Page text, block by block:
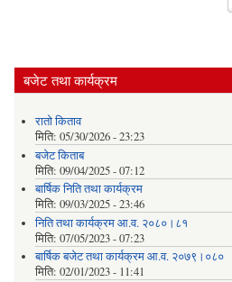
बजेट तथा कार्यक्रम
रातो किताव
मिति: 05/30/2026 - 23:23
बजेट किताब
मिति: 09/04/2025 - 07:12
बार्षिक निति तथा कार्यक्रम
मिति: 09/03/2025 - 23:46
निति तथा कार्यक्रम आ.व. २०८०।८१
मिति: 07/05/2023 - 07:23
बार्षिक बजेट तथा कार्यक्रम आ.व. २०७९।०८०
मिति: 02/01/2023 - 11:41